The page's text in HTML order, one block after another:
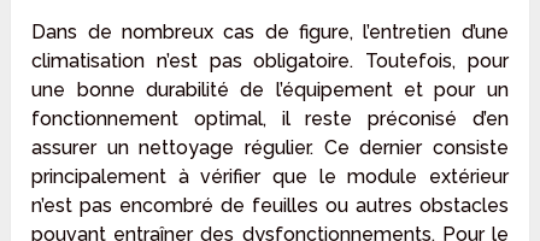
Dans de nombreux cas de figure, l’entretien d’une
climatisation n’est pas obligatoire. Toutefois, pour
une bonne durabilité de l’équipement et pour un
fonctionnement optimal, il reste préconisé d’en
assurer un nettoyage régulier. Ce dernier consiste
principalement à vérifier que le module extérieur
n’est pas encombré de feuilles ou autres obstacles
pouvant entraîner des dysfonctionnements. Pour le